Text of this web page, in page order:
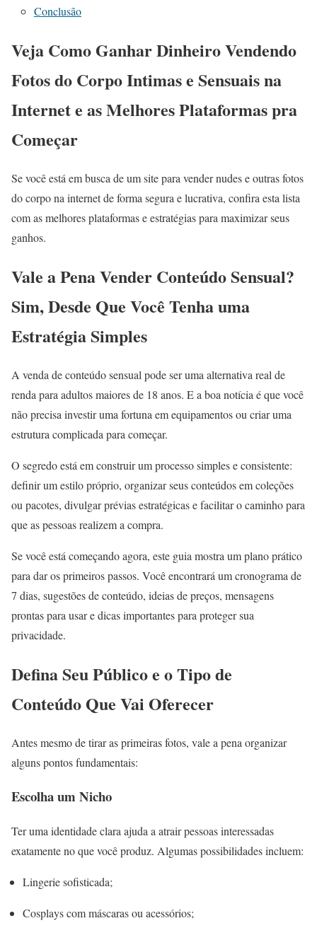
Conclusão
Veja Como Ganhar Dinheiro Vendendo
Fotos do Corpo Intimas e Sensuais na
Internet e as Melhores Plataformas pra
Começar
Se você está em busca de um site para vender nudes e outras fotos
do corpo na internet de forma segura e lucrativa, confira esta lista
com as melhores plataformas e estratégias para maximizar seus
ganhos.
Vale a Pena Vender Conteúdo Sensual?
Sim, Desde Que Você Tenha uma
Estratégia Simples
A venda de conteúdo sensual pode ser uma alternativa real de
renda para adultos maiores de 18 anos. E a boa notícia é que você
não precisa investir uma fortuna em equipamentos ou criar uma
estrutura complicada para começar.
O segredo está em construir um processo simples e consistente:
definir um estilo próprio, organizar seus conteúdos em coleções
ou pacotes, divulgar prévias estratégicas e facilitar o caminho para
que as pessoas realizem a compra.
Se você está começando agora, este guia mostra um plano prático
para dar os primeiros passos. Você encontrará um cronograma de
7 dias, sugestões de conteúdo, ideias de preços, mensagens
prontas para usar e dicas importantes para proteger sua
privacidade.
Defina Seu Público e o Tipo de
Conteúdo Que Vai Oferecer
Antes mesmo de tirar as primeiras fotos, vale a pena organizar
alguns pontos fundamentais:
Escolha um Nicho
Ter uma identidade clara ajuda a atrair pessoas interessadas
exatamente no que você produz. Algumas possibilidades incluem:
Lingerie sofisticada;
Cosplays com máscaras ou acessórios;